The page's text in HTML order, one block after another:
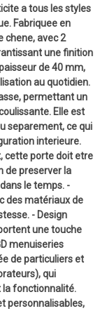
a tous les styles
Fabriquee en
chene, avec 2
une finition
de 40 mm,
au quotidien.
permettant un
Elle est
separement, ce qui
interieure.
cette porte doit etre
de preserver la
le temps. -
des matériaux de
- Design
une touche
menuiseries
de particuliers et
qui
la fonctionnalité.
personnalisables,